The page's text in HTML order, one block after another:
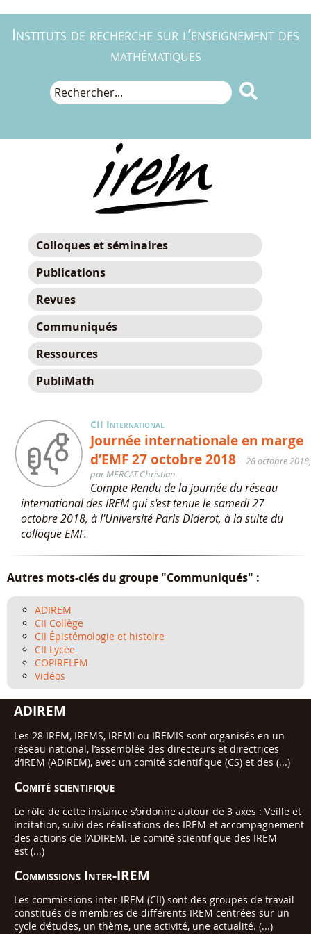
Instituts de recherche sur l’enseignement des
mathématiques

Colloques et séminaires
Publications
Revues
Communiqués
Ressources
PubliMath
CII International
Journée internationale en marge
d’EMF 27 octobre 2018
28 octobre 2018,
par MERCAT Christian
Compte Rendu de la journée du réseau
international des IREM qui s'est tenue le samedi 27
octobre 2018, à l'Université Paris Diderot, à la suite du
colloque EMF.
Autres mots-clés du groupe "Communiqués" :
ADIREM
CII Collège
CII Épistémologie et histoire
CII Lycée
COPIRELEM
Vidéos
ADIREM
Les 28 IREM, IREMS, IREMI ou IREMIS sont organisés en un
réseau national, l’assemblée des directeurs et directrices
d’IREM (ADIREM), avec un comité scientifique (CS) et des (...)
Comité scientifique
Le rôle de cette instance s’ordonne autour de 3 axes : Veille et
incitation, suivi des réalisations des IREM et accompagnement
des actions de l’ADIREM. Le comité scientifique des IREM
est (...)
Commissions Inter-IREM
Les commissions inter-IREM (CII) sont des groupes de travail
constitués de membres de différents IREM centrées sur un
cycle d’études, un thème, une activité, une actualité. (...)